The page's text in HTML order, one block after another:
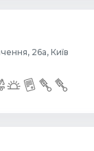
26а, Київ